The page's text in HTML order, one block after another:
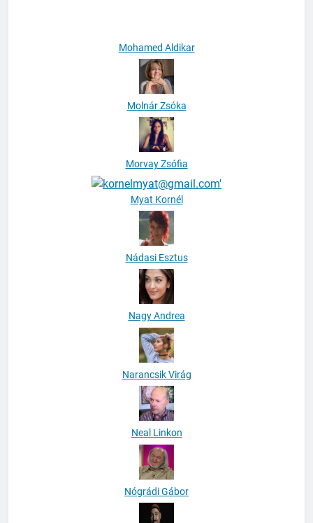
Mohamed Aldikar
Molnár Zsóka
Morvay Zsófia
Myat Kornél
Nádasi Esztus
Nagy Andrea
Narancsik Virág
Neal Linkon
Nógrádi Gábor